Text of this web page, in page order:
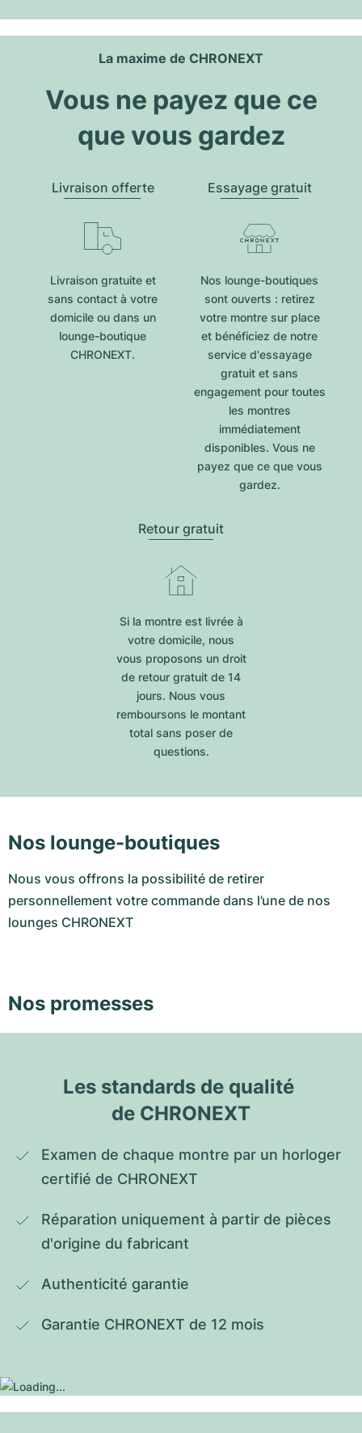
La maxime de CHRONEXT
Vous ne payez que ce
que vous gardez
Livraison offerte
Livraison gratuite et
sans contact à votre
domicile ou dans un
lounge-boutique
CHRONEXT.
Essayage gratuit
Nos lounge-boutiques
sont ouverts : retirez
votre montre sur place
et bénéficiez de notre
service d'essayage
gratuit et sans
engagement pour toutes
les montres
immédiatement
disponibles. Vous ne
payez que ce que vous
gardez.
Retour gratuit
Si la montre est livrée à
votre domicile, nous
vous proposons un droit
de retour gratuit de 14
jours. Nous vous
remboursons le montant
total sans poser de
questions.
Nos lounge-boutiques
Nous vous offrons la possibilité de retirer
personnellement votre commande dans l’une de nos
lounges CHRONEXT
Nos promesses
Les standards de qualité
de CHRONEXT
Examen de chaque montre par un horloger
certifié de CHRONEXT
Réparation uniquement à partir de pièces
d'origine du fabricant
Authenticité garantie
Garantie CHRONEXT de 12 mois